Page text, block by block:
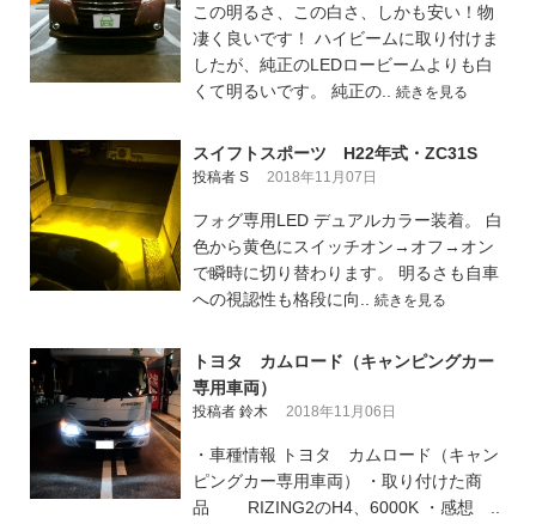
この明るさ、この白さ、しかも安い！物
凄く良いです！ ハイビームに取り付けま
したが、純正のLEDロービームよりも白
くて明るいです。 純正の.. 続きを見る
スイフトスポーツ H22年式・ZC31S
投稿者 S 2018年11月07日
フォグ専用LED デュアルカラー装着。 白
色から黄色にスイッチオン→オフ→オン
で瞬時に切り替わります。 明るさも自車
への視認性も格段に向.. 続きを見る
トヨタ カムロード（キャンピングカー
専用車両）
投稿者 鈴木 2018年11月06日
・車種情報 トヨタ カムロード（キャン
ピングカー専用車両） ・取り付けた商
品 RIZING2のH4、6000K ・感想 ..